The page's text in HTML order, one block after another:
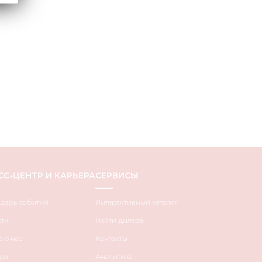
ЦЕНТР И КАРЬЕРА
событий
нас
СЕРВИСЫ
Интерактивный каталог
Найти дилера
Контакты
Аналитика